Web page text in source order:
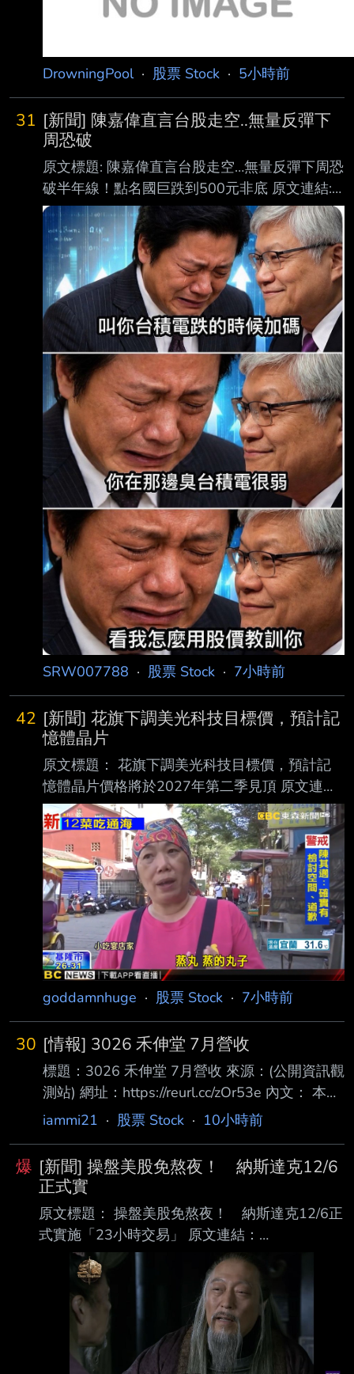
DrowningPool· 股票 Stock · 5小時前
31 [新聞] 陳嘉偉直言台股走空..無量反彈下
周恐破
原文標題: 陳嘉偉直言台股走空…無量反彈下周恐
破半年線！點名國巨跌到500元非底 原文連結:
https://udn.com/news/story/12806/9677420?
from=udn-catebreaknews_ch2 發布時間：
2026-08-07 15:35 記者署名： 聯合新聞網／
綜合報導 原文內容: 台股在經歷短期反彈後，市
場的多空對決又變得熱起來。分析師陳嘉偉在影
音節目中直接開 嗆，強調台股跟國際科技股的
空頭趨勢根本沒變！ 之前大盤的拉抬只不過是
「無量反彈」跟「最後逃命波」，接下來隨
SRW007788 · 股票 Stock · 7小時前
42 [新聞] 花旗下調美光科技目標價，預計記
憶體晶片
原文標題： 花旗下調美光科技目標價，預計記
憶體晶片價格將於2027年第二季見頂 原文連
結： https://hk.investing.com/news/stock-
market-news/article-1597646 發布時間：
2026-8-7 下午08:18 記者署名： Senad
Karaahmetovic 原文內容： 花旗銀行將美光科技
（Micron Technology）的目標股價從1,400美元
下調至1,150美元， 同時維持「買入」評級，理
由是對明年DRAM及NAND記憶體晶片定價前景
的預
goddamnhuge · 股票 Stock · 7小時前
30 [情報] 3026 禾伸堂 7月營收
標題：3026 禾伸堂 7月營收 來源：(公開資訊觀
測站) 網址：https://reurl.cc/zOr53e 內文： 本資
料由 (上市公司)禾伸堂 公司提供 民國115年
月 1,500,937 去年同期 1,095,188 增減金額
405,749 增減百分比 37.05 本年累計
9,216,573 去年累計 7,769,273 增減金額
1,447,300 增減百分比 18.63 備註 / 營收變化原
因說明 心得：神聖太陽堂，老蘇永遠的心魔，
年增37
iammi21 · 股票 Stock · 10小時前
爆 [新聞] 操盤美股免熬夜！ 納斯達克12/6
正式實
原文標題： 操盤美股免熬夜！ 納斯達克12/6正
式實施「23小時交易」 原文連結：
https://reurl.cc/lnZamY 發布時間：2026.08.06
19:05 臺北時間 記者署名：記者｜鏡新聞 原文內
容： 納斯達克交易所，確定在今年12/6日，將交
易時間，延長為 23 小時，幾乎達到全天交易，
投信指出，雖然作業流程影響不大，但美股沒有
漲跌幅限制，夜間交易流動性不足，恐怕會 讓股